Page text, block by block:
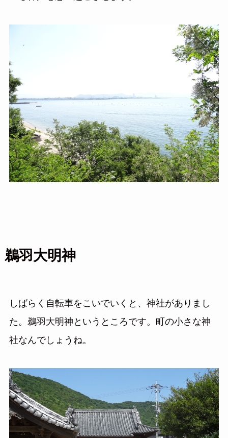
鵜羽大明神
しばらく自転車をこいでいくと、神社がありまし
た。鵜羽大明神というところです。町の小さな神
社なんでしょうね。